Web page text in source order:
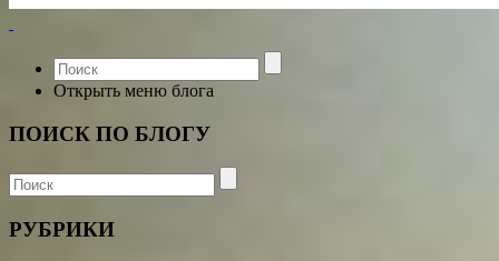
Открыть меню блога
ПОИСК ПО БЛОГУ
РУБРИКИ